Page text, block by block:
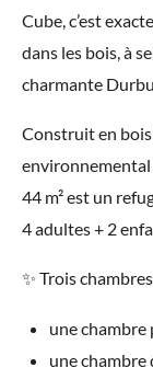
Cube, c’est
dans les bois, à
charmante
Construit en bois
environnemental
44 m² est un
4 adultes + 2
✨ Trois
une chambre
une chambre